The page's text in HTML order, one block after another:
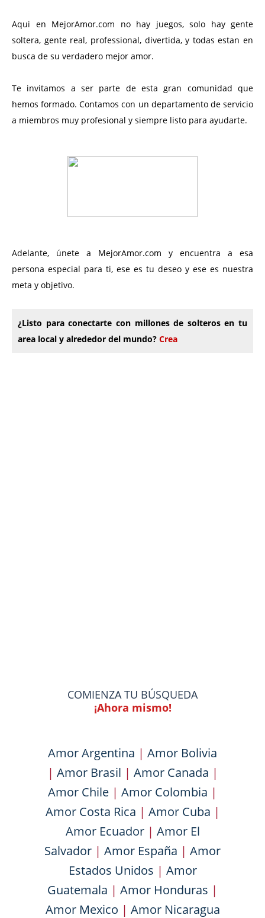
Aqui en MejorAmor.com no hay juegos, solo hay gente
soltera, gente real, professional, divertida, y todas estan en
busca de su verdadero mejor amor.
Te invitamos a ser parte de esta gran comunidad que
hemos formado. Contamos con un departamento de servicio
a miembros muy profesional y siempre listo para ayudarte.
Adelante, únete a MejorAmor.com y encuentra a esa
persona especial para ti, ese es tu deseo y ese es nuestra
meta y objetivo.
¿Listo para conectarte con millones de solteros en tu
area local y alrededor del mundo? Crea
COMIENZA TU BÚSQUEDA
¡Ahora mismo!
Amor Argentina | Amor Bolivia
| Amor Brasil | Amor Canada |
Amor Chile | Amor Colombia |
Amor Costa Rica | Amor Cuba |
Amor Ecuador| Amor El
Salvador | Amor España | Amor
Estados Unidos | Amor
Guatemala | Amor Honduras |
Amor Mexico | Amor Nicaragua